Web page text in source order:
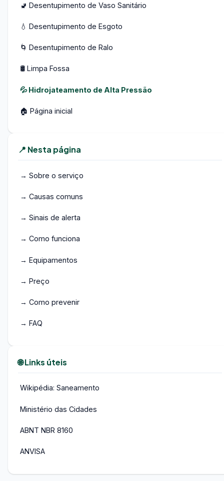
🚽 Desentupimento de Vaso Sanitário
💧 Desentupimento de Esgoto
🌀 Desentupimento de Ralo
🛢️ Limpa Fossa
💦 Hidrojateamento de Alta Pressão
🏠 Página inicial
📍 Nesta página
→ Sobre o serviço
→ Causas comuns
→ Sinais de alerta
→ Como funciona
→ Equipamentos
→ Preço
→ Como prevenir
→ FAQ
🌐 Links úteis
Wikipédia: Saneamento
Ministério das Cidades
ABNT NBR 8160
ANVISA